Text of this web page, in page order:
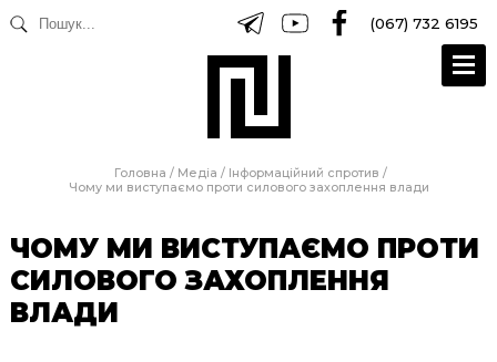
(067) 732 6195
Головна / Медіа / Інформаційний спротив /
Чому ми виступаємо проти силового захоплення влади
ЧОМУ МИ ВИСТУПАЄМО ПРОТИ
СИЛОВОГО ЗАХОПЛЕННЯ
ВЛАДИ